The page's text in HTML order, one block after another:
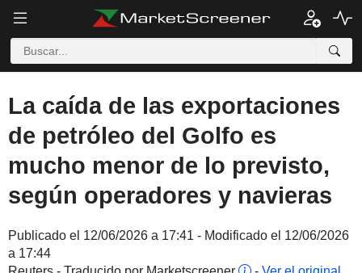
La caída de las exportaciones
de petróleo del Golfo es
mucho menor de lo previsto,
según operadores y navieras
Publicado el 12/06/2026 a 17:41 - Modificado el 12/06/2026
a 17:44